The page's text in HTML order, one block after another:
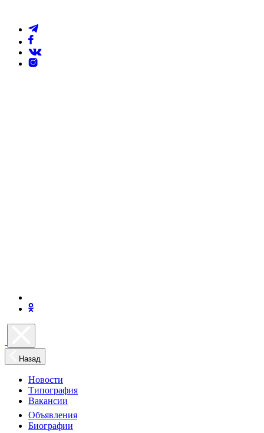
Назад
Новости
Типография
Вакансии
Объявления
Биографии